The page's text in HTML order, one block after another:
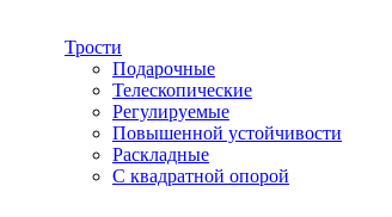
Трости
Подарочные
Телескопические
Регулируемые
Повышенной устойчивости
Раскладные
С квадратной опорой